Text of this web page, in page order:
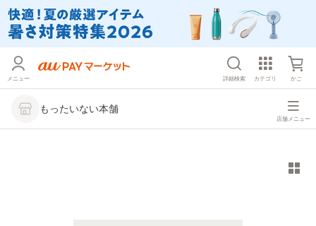
メニュー 詳細検索 カテゴリ かご
もったいない本舗
店舗メニュー